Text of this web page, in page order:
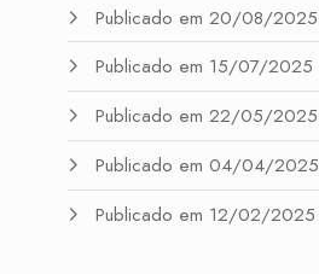
Publicado em 20/08/2025
Publicado em 15/07/2025
Publicado em 22/05/2025
Publicado em 04/04/2025
Publicado em 12/02/2025